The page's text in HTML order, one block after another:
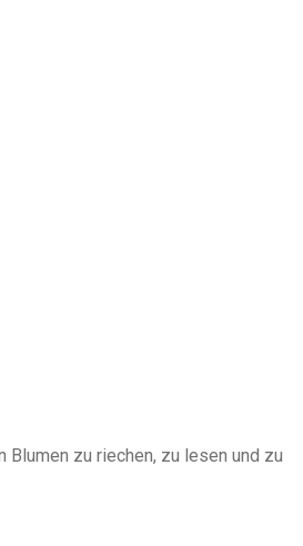
zu riechen, zu lesen und zu